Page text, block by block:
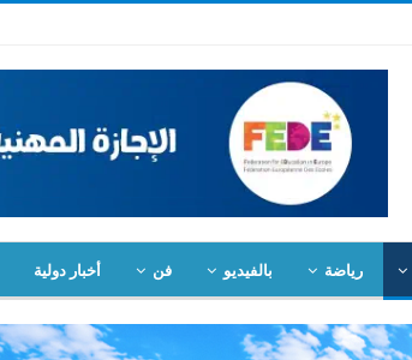
رياضة بالفيديو فن أخبار دولية